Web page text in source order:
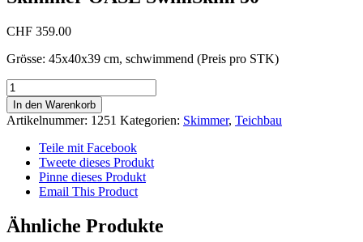
CHF 359.00
Grösse: 45x40x39 cm, schwimmend (Preis pro STK)
Skimmer
OASE
SwimSkim
50
Menge
In den Warenkorb
Artikelnummer: 1251 Kategorien: Skimmer, Teichbau
Teile mit Facebook
Tweete dieses Produkt
Pinne dieses Produkt
Email This Product
Ähnliche Produkte